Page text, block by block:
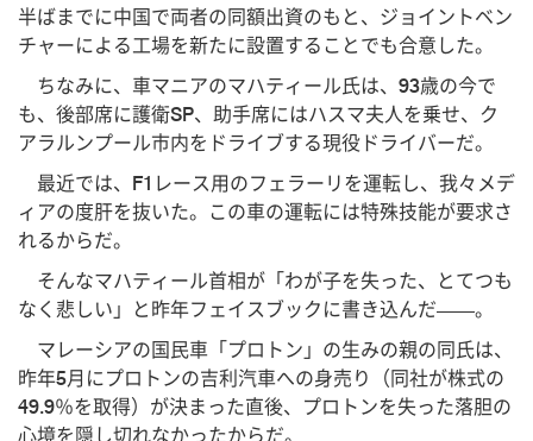
半ばまでに中国で両者の同額出資のもと、ジョイントベン
チャーによる工場を新たに設置することでも合意した。
ちなみに、車マニアのマハティール氏は、93歳の今で
も、後部席に護衛SP、助手席にはハスマ夫人を乗せ、ク
アラルンプール市内をドライブする現役ドライバーだ。
最近では、F1レース用のフェラーリを運転し、我々メデ
ィアの度肝を抜いた。この車の運転には特殊技能が要求さ
れるからだ。
そんなマハティール首相が「わが子を失った、とてつも
なく悲しい」と昨年フェイスブックに書き込んだ——。
マレーシアの国民車「プロトン」の生みの親の同氏は、
昨年5月にプロトンの吉利汽車への身売り（同社が株式の
49.9％を取得）が決まった直後、プロトンを失った落胆の
心境を隠し切れなかったからだ。